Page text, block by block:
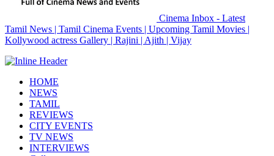
Cinema Inbox - Latest
Tamil News | Tamil Cinema Events | Upcoming Tamil Movies |
Kollywood actress Gallery | Rajini | Ajith | Vijay
HOME
NEWS
TAMIL
REVIEWS
CITY EVENTS
TV NEWS
INTERVIEWS